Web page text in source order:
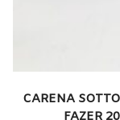
CARENA
FAZER